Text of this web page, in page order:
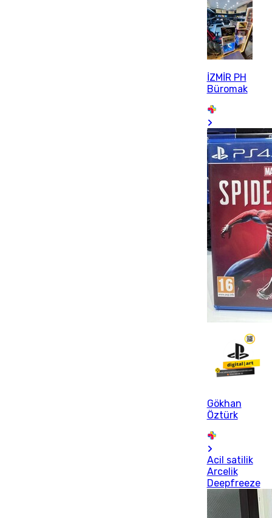
İZMİR PH
Büromak
Gökhan
Öztürk
Acil satilik
Arcelik
Deepfreeze